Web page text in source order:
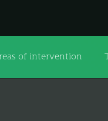
of intervention